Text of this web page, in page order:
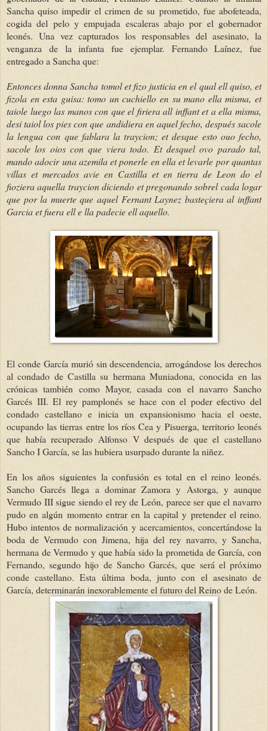
Sancha quiso impedir el crimen de su prometido, fue abofeteada,
cogida del pelo y empujada escaleras abajo por el gobernador
leonés. Una vez capturados los responsables del asesinato, la
venganza de la infanta fue ejemplar. Fernando Laínez, fue
entregado a Sancha que:
Entonces donna Sancha tomol et fizo justicia en el qual ell quiso, et
fizola en esta guisa: tomo un cuchiello en su mano ella misma, et
taiole luego las manos con que el firiera all inffant et a ella misma,
desi taiol los pies con que andidiera en aquel fecho, después sacole
la lengua con que fablara la traycion; et desque esto ouo fecho,
sacole los oios con que viera todo. Et desquel ovo parado tal,
mando adocir una azemila et ponerle en ella et levarle por quantas
villas et mercados avie en Castilla et en tierra de Leon do el
fioziera aquella traycion diciendo et pregonando sobrel cada logar
que por la muerte que aquel Fernant Laynez basteçiera al inffant
Garcia et fuera ell e lla padecie ell aquello.
El conde García murió sin descendencia, arrogándose los derechos
al condado de Castilla su hermana Muniadona, conocida en las
crónicas también como Mayor, casada con el navarro Sancho
Garcés III. El rey pamplonés se hace con el poder efectivo del
condado castellano e inicia un expansionismo hacia el oeste,
ocupando las tierras entre los ríos Cea y Pisuerga, territorio leonés
que había recuperado Alfonso V después de que el castellano
Sancho I García, se las hubiera usurpado durante la niñez.
En los años siguientes la confusión es total en el reino leonés.
Sancho Garcés llega a dominar Zamora y Astorga, y aunque
Vermudo III sigue siendo el rey de León, parece ser que el navarro
pudo en algún momento entrar en la capital y pretender el reino.
Hubo intentos de normalización y acercamientos, concertándose la
boda de Vermudo con Jimena, hija del rey navarro, y Sancha,
hermana de Vermudo y que había sido la prometida de García, con
Fernando, segundo hijo de Sancho Garcés, que será el próximo
conde castellano. Esta última boda, junto con el asesinato de
García, determinarán inexorablemente el futuro del Reino de León.